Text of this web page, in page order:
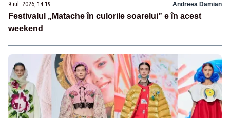
9 iul. 2026, 14:19 Andreea Damian
Festivalul „Matache în culorile soarelui” e în acest
weekend